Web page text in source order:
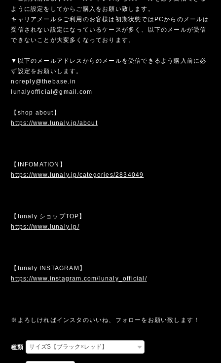
ように設定をしてからご購入をお願い致します。
キャリアメールをご利用のお客様は初期状態ではPCからのメールは
受信されない設定になっているケースが多く、以下のメールが受信
できないことが大変多くなっております。
▼以下のメールアドレスからのメールを受信できるよう購入前に必
ず設定をお願いします。
noreply@thebase.in
lunalyofficial@gmail.com
【shop about】
https://www.lunaly.jp/about
【INFOMATION】
https://www.lunaly.jp/categories/2834049
【lunaly ショップTOP】
https://www.lunaly.jp/
【lunaly INSTAGRAM】
https://www.instagram.com/lunaly_official/
※よろしければインスタのいいね、フォローをお願い致します！
種類